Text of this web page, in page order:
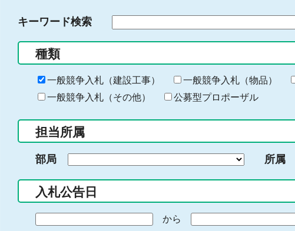
キーワード検索
る
キ
ー
ー
入
力
種類
一般競争入札（建設工事） 一般競争入札（物品）
一般競争入札（その他）
公募型プロポーザル
担当所属
部局 所属
入札公告日
から